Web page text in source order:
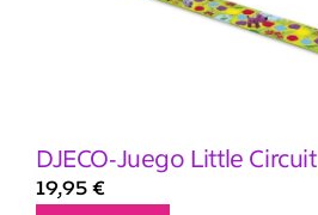
DJECO-Juego Little Circuit
19,95 €